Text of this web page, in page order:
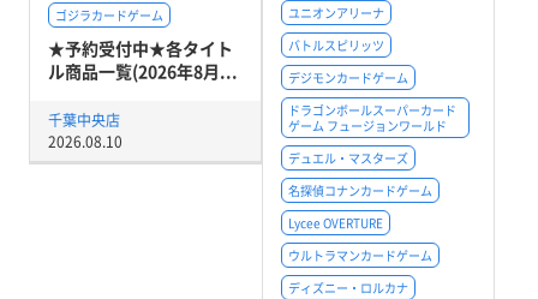
ゴジラカードゲーム
★予約受付中★各タイト
ル商品一覧(2026年8月...
千葉中央店
2026.08.10
ユニオンアリーナ
バトルスピリッツ
デジモンカードゲーム
ドラゴンボールスーパーカード
ゲーム フュージョンワールド
デュエル・マスターズ
名探偵コナンカードゲーム
Lycee OVERTURE
ウルトラマンカードゲーム
ディズニー・ロルカナ